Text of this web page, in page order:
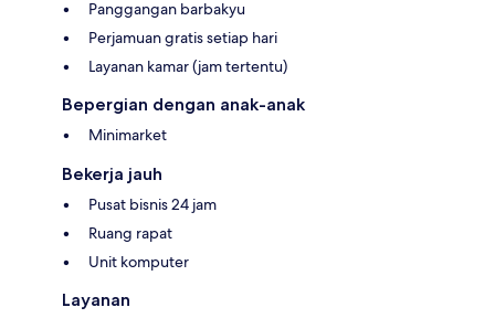
Panggangan barbakyu
Perjamuan gratis setiap hari
Layanan kamar (jam tertentu)
Bepergian dengan anak-anak
Minimarket
Bekerja jauh
Pusat bisnis 24 jam
Ruang rapat
Unit komputer
Layanan